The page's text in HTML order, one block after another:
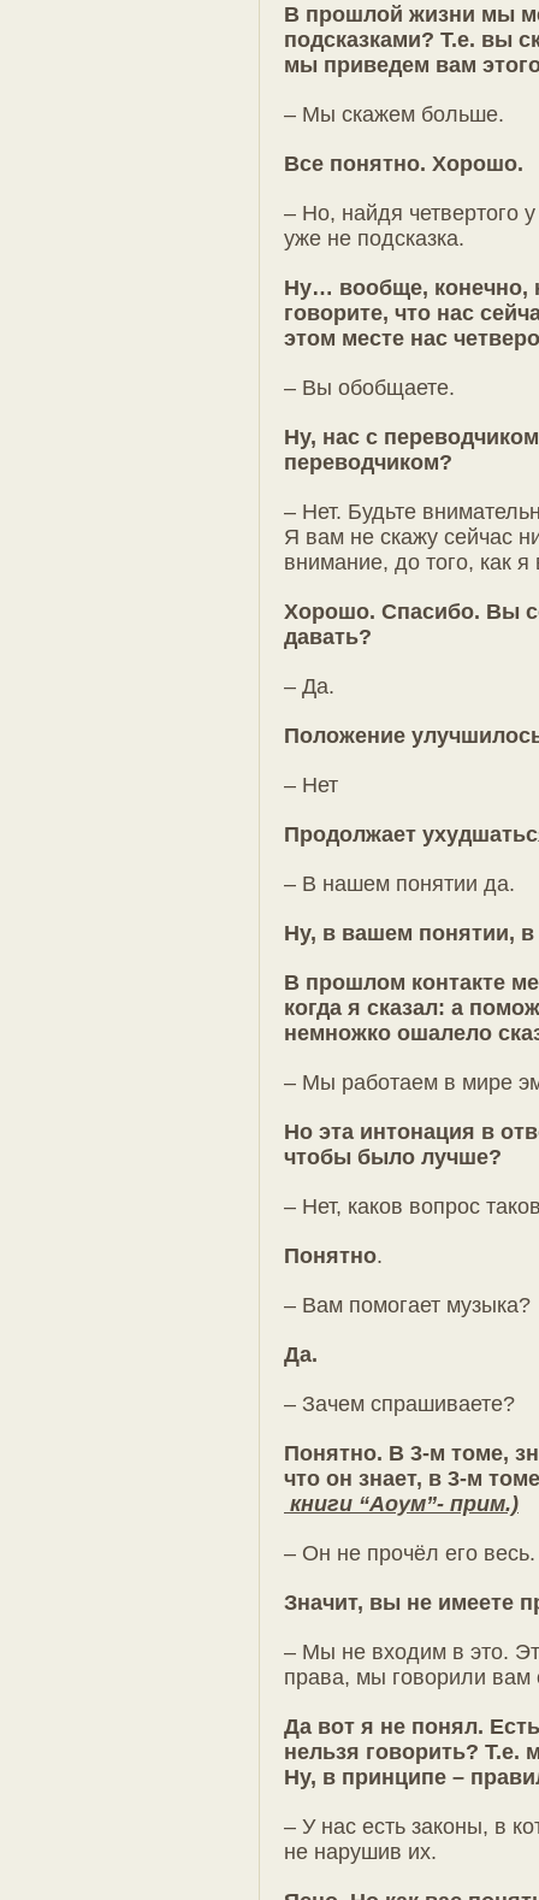
В прошлой жизни мы
подсказками? Т.е. вы
мы приведем вам
– Мы скажем больше.
Все понятно. Хорошо.
– Но, найдя четвертого
уже не подсказка.
Ну… вообще, конечно,
говорите, что нас
этом месте нас
– Вы обобщаете.
Ну, нас с
переводчиком?
– Нет. Будьте
Я вам не скажу сейчас
внимание, до того, как
Хорошо. Спасибо. Вы
давать?
– Да.
Положение
– Нет
Продолжает
– В нашем понятии да.
Ну, в вашем понятии,
В прошлом контакте
когда я сказал: а
немножко ошалело
– Мы работаем в мире
Но эта интонация в
чтобы было лучше?
– Нет, каков вопрос
Понятно.
– Вам помогает музыка?
Да.
– Зачем спрашиваете?
Понятно. В 3-м томе,
что он знает, в 3-м
книги “Аоум”- прим.)
– Он не прочёл его весь.
Значит, вы не имеете
– Мы не входим в это.
права, мы говорили вам
Да вот я не понял.
нельзя говорить? Т.е.
Ну, в принципе –
– У нас есть законы, в
не нарушив их.